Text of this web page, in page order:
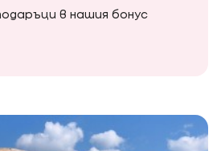
в нашия бонус